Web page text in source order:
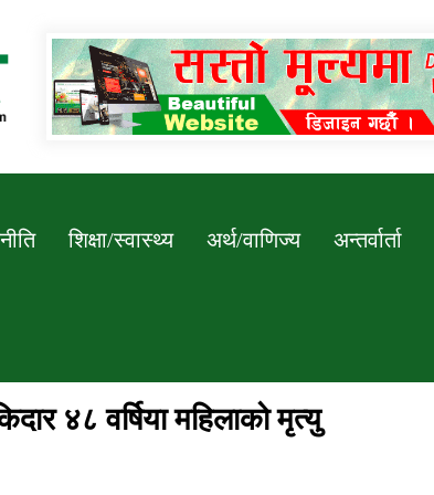
Newssarokar
शिक्षा/स्वास्थ्य अर्थ/वाणिज्य अन्तर्वार्ता
४८ वर्षिया महिलाको मृत्यु